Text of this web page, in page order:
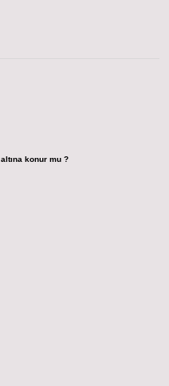
konur mu ?